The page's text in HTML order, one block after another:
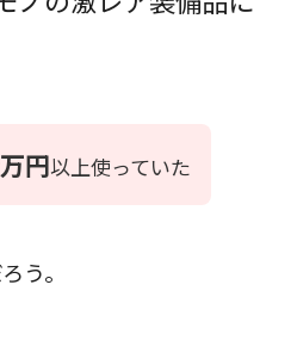
円以上使っていた
う。